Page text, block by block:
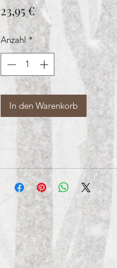
23,95 €Preis
Anzahl *
In den Warenkorb